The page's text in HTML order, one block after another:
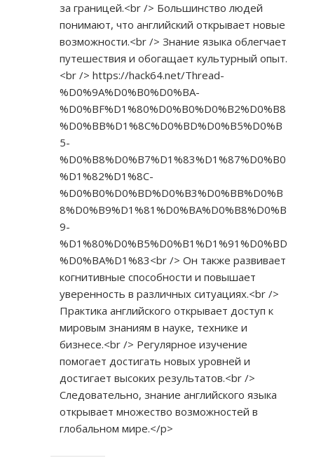
за границей.<br /> Большинство людей
понимают, что английский открывает новые
возможности.<br /> Знание языка облегчает
путешествия и обогащает культурный опыт.
<br /> https://hack64.net/Thread-
%D0%9A%D0%B0%D0%BA-
%D0%BF%D1%80%D0%B0%D0%B2%D0%B8
%D0%BB%D1%8C%D0%BD%D0%B5%D0%B
5-
%D0%B8%D0%B7%D1%83%D1%87%D0%B0
%D1%82%D1%8C-
%D0%B0%D0%BD%D0%B3%D0%BB%D0%B
8%D0%B9%D1%81%D0%BA%D0%B8%D0%B
9-
%D1%80%D0%B5%D0%B1%D1%91%D0%BD
%D0%BA%D1%83<br /> Он также развивает
когнитивные способности и повышает
уверенность в различных ситуациях.<br />
Практика английского открывает доступ к
мировым знаниям в науке, технике и
бизнесе.<br /> Регулярное изучение
помогает достигать новых уровней и
достигает высоких результатов.<br />
Следовательно, знание английского языка
открывает множество возможностей в
глобальном мире.</p>